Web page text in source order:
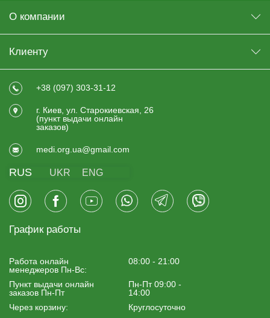
О компании
Клиенту
+38 (097) 303-31-12
г. Киев, ул. Старокиевская, 26
(пункт выдачи онлайн
заказов)
medi.org.ua@gmail.com
RUS UKR ENG
График работы
Работа онлайн
менеджеров Пн-Вс:
08:00 - 21:00
Пункт выдачи онлайн
заказов Пн-Пт
Пн-Пт 09:00 -
14:00
Через корзину:
Круглосуточно